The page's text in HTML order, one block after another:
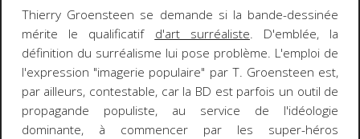
Thierry Groensteen se demande si la bande-dessinée
mérite le qualificatif d'art surréaliste. D'emblée, la
définition du surréalisme lui pose problème. L'emploi de
l'expression "imagerie populaire" par T. Groensteen est,
par ailleurs, contestable, car la BD est parfois un outil de
propagande populiste, au service de l'idéologie
dominante, à commencer par les super-héros